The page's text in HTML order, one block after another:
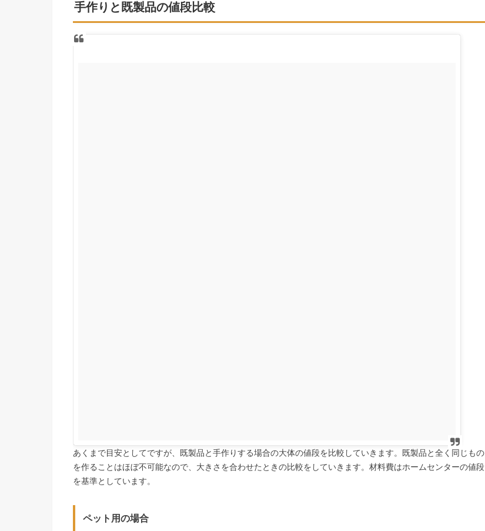
手作りと既製品の値段比較
あくまで目安としてですが、既製品と手作りする場合の大体の値段を比較していきます。既製品と全く同じもの
を作ることはほぼ不可能なので、大きさを合わせたときの比較をしていきます。材料費はホームセンターの値段
を基準としています。
ペット用の場合